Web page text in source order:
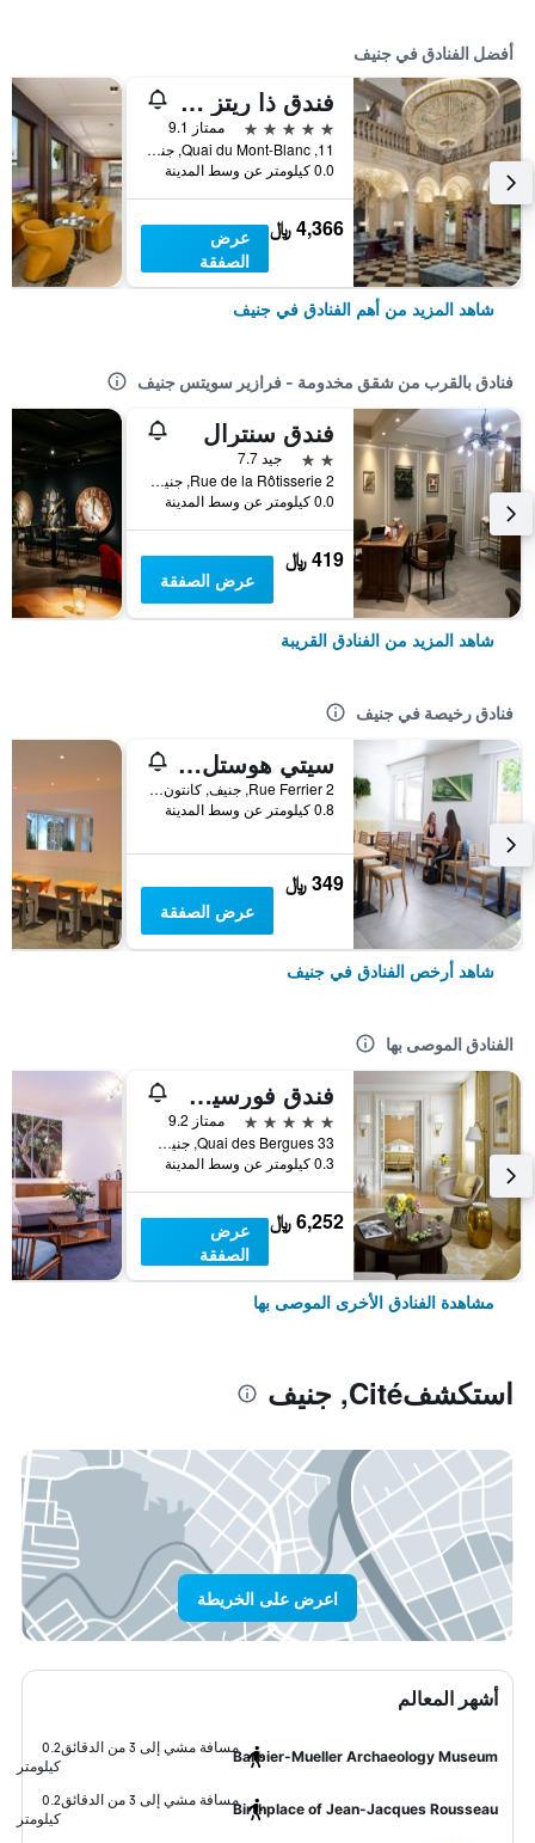
أفضل الفنادق في جنيف
فندق ذا ريتز كارلتون دي لا بييه، جنيف
5 نجوم
ممتاز 9.1
11, Quai du Mont-Blanc, جنيف, كانتون جنيف, سويسرا
0.0 كيلومتر عن وسط المدينة
4,366 ﷼
عرض
الصفقة
شاهد المزيد من أهم الفنادق في جنيف
فنادق بالقرب من شقق مخدومة - فرازير سويتس جنيف
فندق سنترال
2 نجمتين
جيد 7.7
Rue de la Rôtisserie 2, جنيف, كانتون جنيف, سويسرا
0.0 كيلومتر عن وسط المدينة
419 ﷼
عرض الصفقة
شاهد المزيد من الفنادق القريبة
فنادق رخيصة في جنيف
سيتي هوستل جنيف
Rue Ferrier 2, جنيف, كانتون جنيف, سويسرا
0.8 كيلومتر عن وسط المدينة
349 ﷼
عرض الصفقة
شاهد أرخص الفنادق في جنيف
الفنادق الموصى بها
فندق فورسيزونز دي بيرج جنيف
5 نجوم
ممتاز 9.2
33 Quai des Bergues, جنيف, كانتون جنيف, سويسرا
0.3 كيلومتر عن وسط المدينة
6,252 ﷼
عرض
الصفقة
مشاهدة الفنادق الأخرى الموصى بها
استكشفCité, جنيف
اعرض على الخريطة
أشهر المعالم
Barbier-Mueller Archaeology Museum
مسافة مشي إلى 3 من الدقائق
0.2
كيلومتر
Birthplace of Jean-Jacques Rousseau
مسافة مشي إلى 3 من الدقائق
0.2
كيلومتر